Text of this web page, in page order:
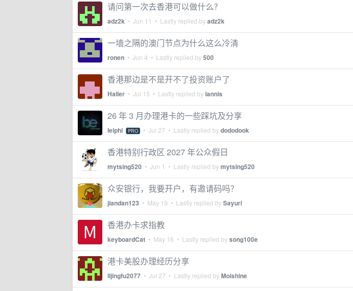
请问第一次去香港可以做什么？
adz2k • Jun 11 • Lastly replied byadz2k
一墙之隔的澳门节点为什么这么冷清
ronen • Jun 4 • Lastly replied by500
香港那边是不是开不了投资账户了
Haller • Jul 15 • Lastly replied byIannis
26 年 3 月办理港卡的一些踩坑及分享
leiphi PRO • Jul 27 • Lastly replied bydododook
香港特别行政区 2027 年公众假日
mytsing520 • Jun 1 • Lastly replied bymytsing520
众安银行，我要开户，有邀请码吗？
jiandan123 • May 19 • Lastly replied bySayuri
香港办卡求指教
keyboardCat • May 16 • Lastly replied bysong100e
港卡美股办理经历分享
lijingfu2077 • Jul 27 • Lastly replied byMoishine